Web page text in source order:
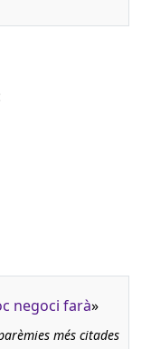
negoci farà»
més citades